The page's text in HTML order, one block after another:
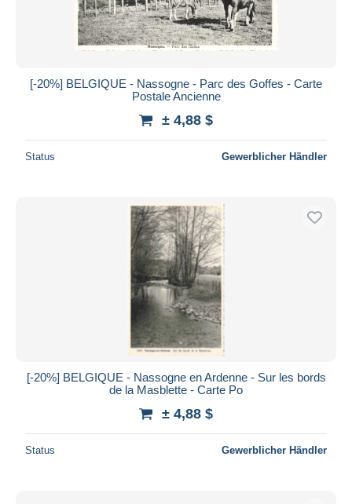
[-20%] BELGIQUE - Nassogne - Parc des Goffes - Carte
Postale Ancienne
± 4,88 $
Status Gewerblicher Händler
[-20%] BELGIQUE - Nassogne en Ardenne - Sur les bords
de la Masblette - Carte Po
± 4,88 $
Status Gewerblicher Händler